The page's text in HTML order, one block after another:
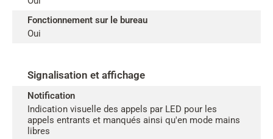
Fonctionnement sur le bureau
Oui
Signalisation et affichage
Notification
Indication visuelle des appels par LED pour les
appels entrants et manqués ainsi qu'en mode mains
libres